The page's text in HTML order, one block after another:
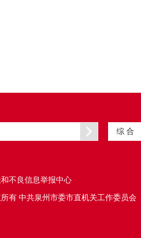
综 合
不良信息举报中心
有 中共泉州市委市直机关工作委员会